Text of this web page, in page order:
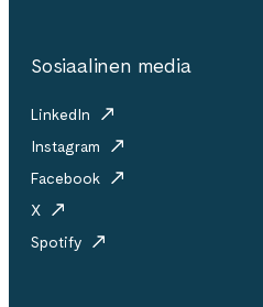
Sosiaalinen media
LinkedIn
Instagram
Facebook
X
Spotify